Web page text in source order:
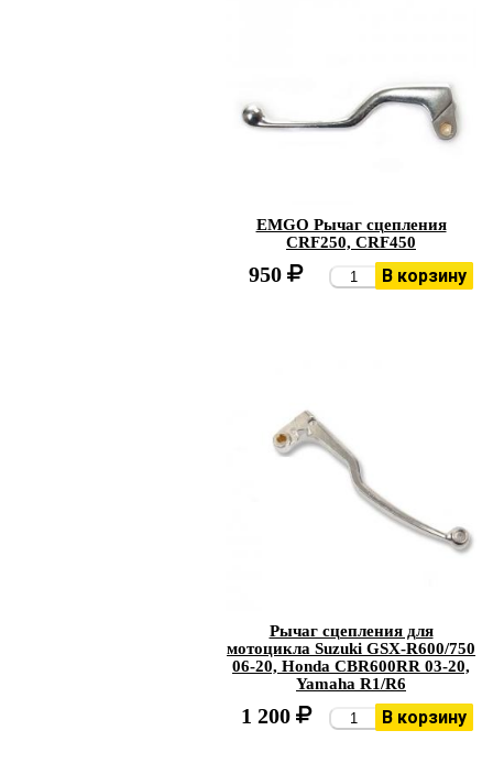
EMGO Рычаг сцепления
CRF250, CRF450
950 В корзину
Рычаг сцепления для
мотоцикла Suzuki GSX-R600/750
06-20, Honda CBR600RR 03-20,
Yamaha R1/R6
1 200 В корзину